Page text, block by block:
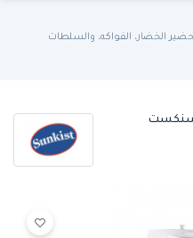
الخضار، الفواكه، والسلطات